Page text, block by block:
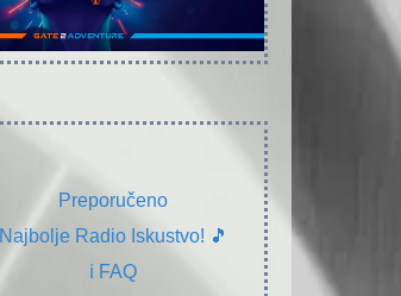
Preporučeno
Najbolje Radio Iskustvo! 🎵
ℹ️ FAQ